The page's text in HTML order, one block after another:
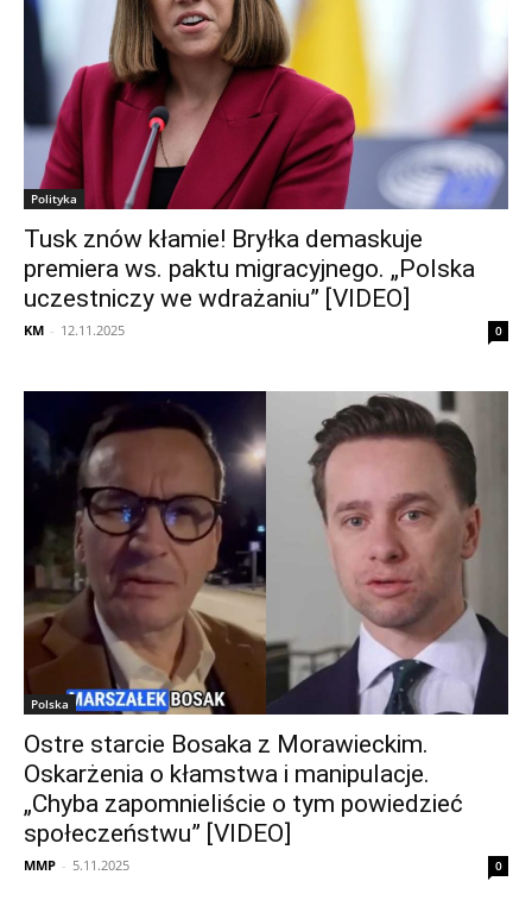
Polityka
Tusk znów kłamie! Bryłka demaskuje
premiera ws. paktu migracyjnego. „Polska
uczestniczy we wdrażaniu” [VIDEO]
KM - 12.11.2025 0
Polska
Ostre starcie Bosaka z Morawieckim.
Oskarżenia o kłamstwa i manipulacje.
„Chyba zapomnieliście o tym powiedzieć
społeczeństwu” [VIDEO]
MMP - 5.11.2025 0